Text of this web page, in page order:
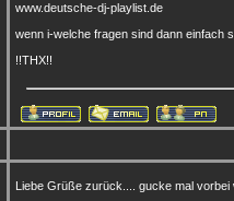
www.deutsche-dj-playlist.de
wenn i-welche fragen sind dann einfach
!!THX!!
Liebe Grüße zurück.... gucke mal vorbei